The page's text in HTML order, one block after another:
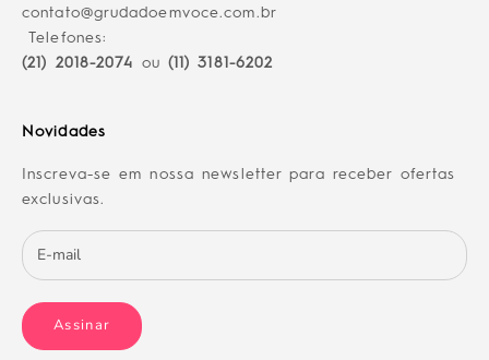
contato@grudadoemvoce.com.br
Telefones:
(21) 2018-2074
ou (11) 3181-6202
Novidades
Inscreva-se em nossa newsletter para receber ofertas
exclusivas.
Assinar